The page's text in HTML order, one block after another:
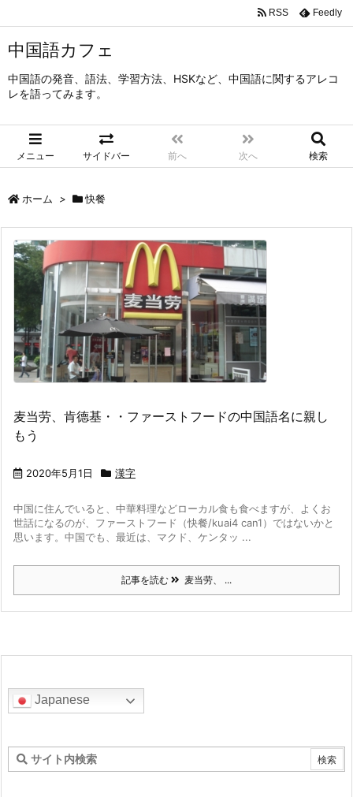
中国語カフェ
中国語の発音、語法、学習方法、HSKなど、中国語に関するアレコ
レを語ってみます。
メニュー サイドバー 前へ 次へ 検索
RSS Feedly
ホーム > 快餐
麦当劳、肯德基・・ファーストフードの中国語名に親し
もう
2020年5月1日 漢字
中国に住んでいると、中華料理などローカル食も食べますが、よくお
世話になるのが、ファーストフード（快餐/kuai4 can1）ではないかと
思います。 中国でも、最近は、マクド、ケンタッ ...
記事を読む 麦当劳、 ...
Japanese